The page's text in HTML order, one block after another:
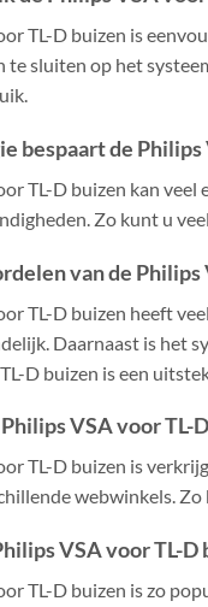
TL-D buizen is
te sluiten op het
bespaart de Philips
TL-D buizen kan
Zo kunt u
van de Philips
TL-D buizen heeft
Daarnaast is het
D buizen is een
VSA voor TL-
TL-D buizen is
webwinkels.
VSA voor TL-D
TL-D buizen is zo